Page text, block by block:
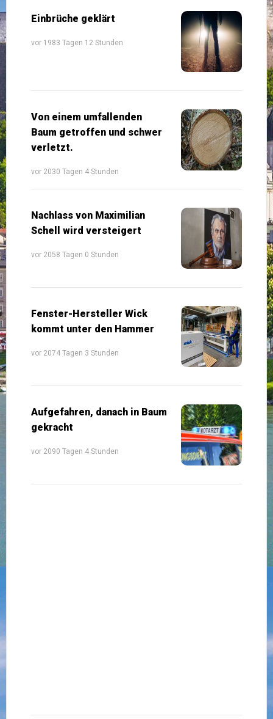
Einbrüche geklärt
vor 1983 Tagen 12 Stunden
Von einem umfallenden
Baum getroffen und schwer
verletzt.
vor 2030 Tagen 4 Stunden
Nachlass von Maximilian
Schell wird versteigert
vor 2058 Tagen 0 Stunden
Fenster-Hersteller Wick
kommt unter den Hammer
vor 2074 Tagen 3 Stunden
Aufgefahren, danach in Baum
gekracht
vor 2090 Tagen 4 Stunden